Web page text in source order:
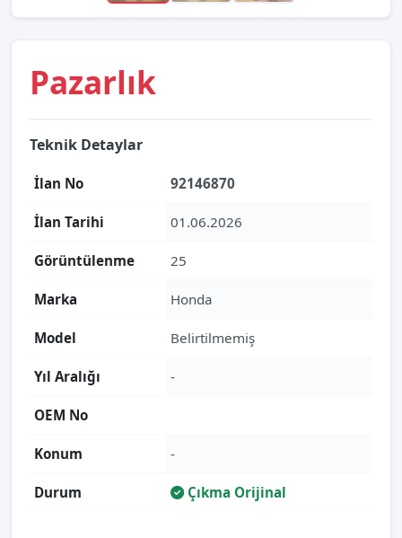
Pazarlık
Teknik Detaylar
İlan No 92146870
İlan Tarihi 01.06.2026
Görüntülenme 25
Marka Honda
Model Belirtilmemiş
Yıl Aralığı -
OEM No
Konum -
Durum Çıkma Orijinal